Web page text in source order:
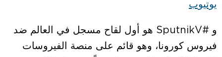
يوتيوب
و #SputnikV هو أول لقاح مسجل في العالم ضد
فيروس كورونا، وهو قائم على منصة الفيروسات